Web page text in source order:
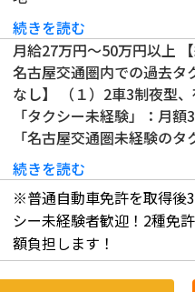
続きを読む
月給27万円～50万円以上
名古屋交通圏内での過去タ
なし】 （１）2車3制夜型
「タクシー未経験」：月
「名古屋交通圏未経験の
続きを読む
※普通自動車免許を取得後
シー未経験者歓迎！2種免
額負担します！